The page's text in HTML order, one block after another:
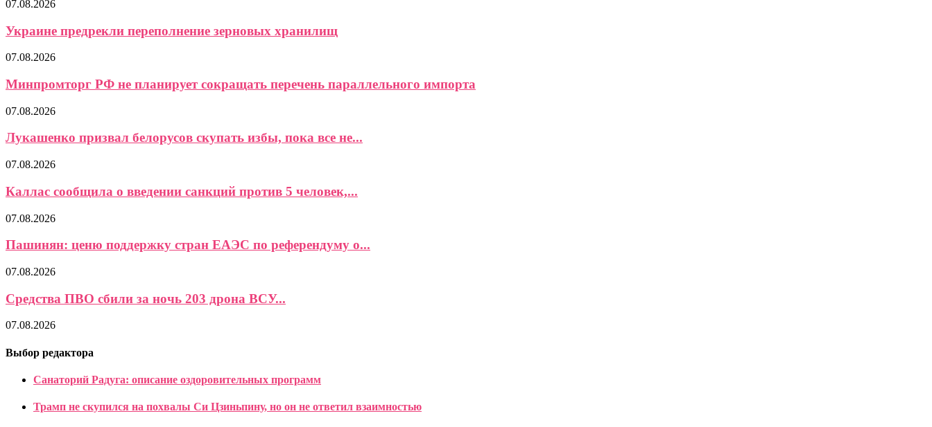
07.08.2026
Украине предрекли переполнение зерновых хранилищ
07.08.2026
Минпромторг РФ не планирует сокращать перечень параллельного импорта
07.08.2026
Лукашенко призвал белорусов скупать избы, пока все не...
07.08.2026
Каллас сообщила о введении санкций против 5 человек,...
07.08.2026
Пашинян: ценю поддержку стран ЕАЭС по референдуму о...
07.08.2026
Средства ПВО сбили за ночь 203 дрона ВСУ...
07.08.2026
Выбор редактора
Санаторий Радуга: описание оздоровительных программ
Трамп не скупился на похвалы Си Цзиньпину, но он не ответил взаимностью